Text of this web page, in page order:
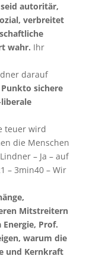
autoritär,
verbreitet
wahr. Ihr
darauf
sichere
teuer wird
die Menschen
– Ja – auf
– 3min40 – Wir
Mitstreitern
Prof.
warum die
und Kernkraft